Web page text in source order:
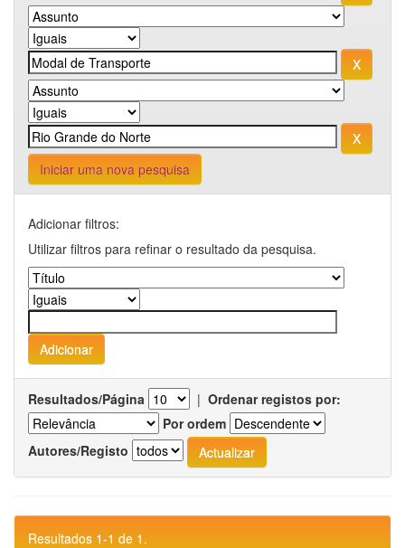
Iniciar uma nova pesquisa
Adicionar filtros:
Utilizar filtros para refinar o resultado da pesquisa.
Resultados/Página | Ordenar registos por:
Por ordem
Autores/Registo
Resultados 1-1 de 1.